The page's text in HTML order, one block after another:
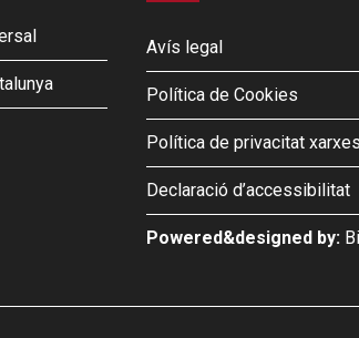
Avís legal
Política de Cookies
Política de privacitat
Declaració d’accessibilitat
Powered&designed by: